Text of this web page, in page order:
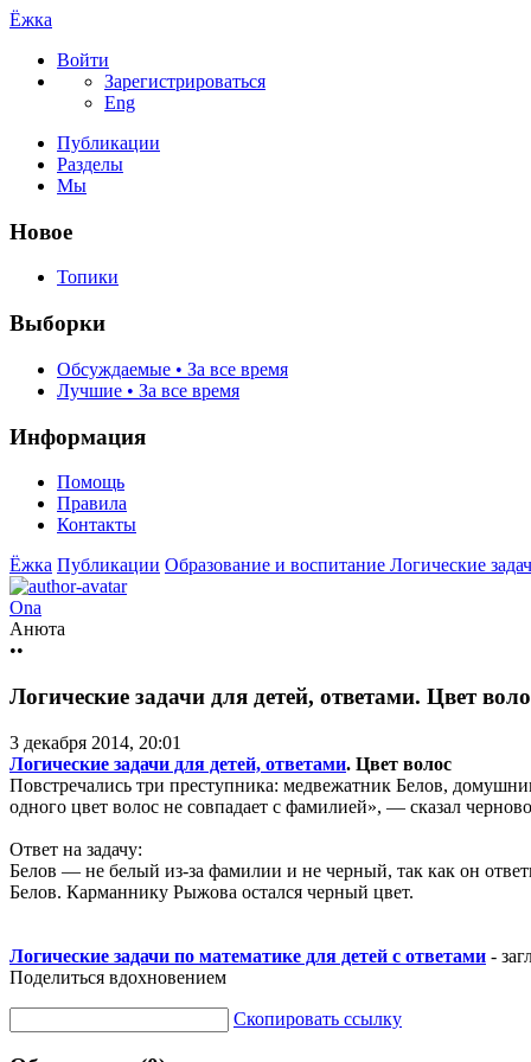
Ёжка
Войти
Зарегистрироваться
Eng
Публикации
Разделы
Мы
Новое
Топики
Выборки
Обсуждаемые • За все время
Лучшие • За все время
Информация
Помощь
Правила
Контакты
Ёжка Публикации Образование и воспитание Логические
Ona
Анюта
••
Логические задачи для детей, ответами. Цвет
3 декабря 2014, 20:01
Логические задачи для детей, ответами. Цвет волос
Повстречались три преступника: медвежатник Белов,
одного цвет волос не совпадает с фамилией», — сказал
Ответ на задачу:
Белов — не белый из-за фамилии и не черный, так как он
Белов. Карманнику Рыжова остался черный цвет.
Логические задачи по математике для детей с ответами -
Поделиться вдохновением
Скопировать ссылку